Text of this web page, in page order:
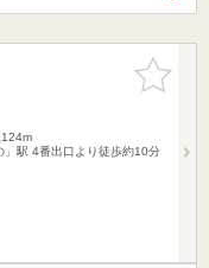
お気に入
りに追加
」駅 4番出口より徒歩約10分